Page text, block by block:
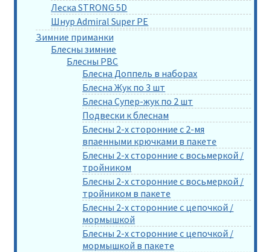
Леска STRONG 5D
Шнур Admiral Super PE
Зимние приманки
Блесны зимние
Блесны РВС
Блесна Доппель в наборах
Блесна Жук по 3 шт
Блесна Супер-жук по 2 шт
Подвески к блеснам
Блесны 2-х сторонние с 2-мя
впаенными крючками в пакете
Блесны 2-х сторонние с восьмеркой /
тройником
Блесны 2-х сторонние с восьмеркой /
тройником в пакете
Блесны 2-х сторонние с цепочкой /
мормышкой
Блесны 2-х сторонние с цепочкой /
мормышкой в пакете